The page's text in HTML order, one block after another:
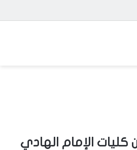
كليات الإمام الهادي